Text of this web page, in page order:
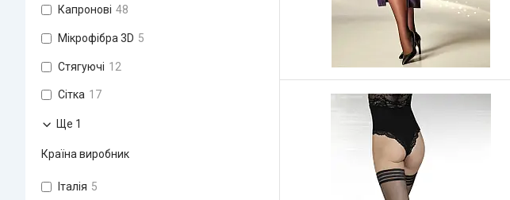
Капронові 48
Мікрофібра 3D 5
Стягуючі 12
Сітка 17
Ще 1
Країна виробник
Італія 5